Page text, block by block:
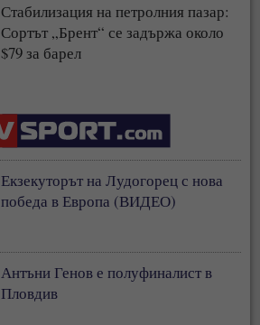
Стабилизация на петролния пазар:
Сортът „Брент“ се задържа около
$79 за барел
Екзекуторът на Лудогорец с нова
победа в Европа (ВИДЕО)
Антъни Генов е полуфиналист в
Пловдив